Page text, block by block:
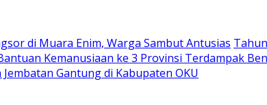
di Muara Enim, Warga Sambut Antusias
Kemanusiaan ke 3 Provinsi Terdampak
Gantung di Kabupaten OKU